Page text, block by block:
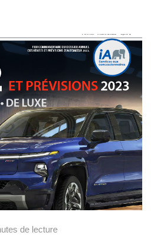
de lecture